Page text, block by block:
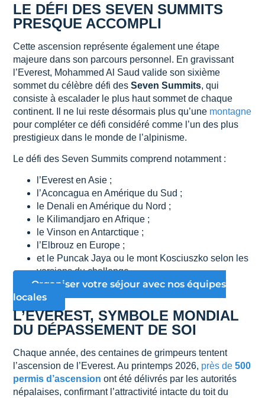
LE DÉFI DES SEVEN SUMMITS
PRESQUE ACCOMPLI
Cette ascension représente également une étape
majeure dans son parcours personnel. En gravissant
l’Everest, Mohammed Al Saud valide son sixième
sommet du célèbre défi des Seven Summits, qui
consiste à escalader le plus haut sommet de chaque
continent. Il ne lui reste désormais plus qu’une montagne
pour compléter ce défi considéré comme l’un des plus
prestigieux dans le monde de l’alpinisme.
Le défi des Seven Summits comprend notamment :
l’Everest en Asie ;
l’Aconcagua en Amérique du Sud ;
le Denali en Amérique du Nord ;
le Kilimandjaro en Afrique ;
le Vinson en Antarctique ;
l’Elbrouz en Europe ;
et le Puncak Jaya ou le mont Kosciuszko selon les
versions du challenge.
Organiser votre séjour avec nos équipes
locales
L’EVEREST, SYMBOLE MONDIAL
DU DÉPASSEMENT DE SOI
Chaque année, des centaines de grimpeurs tentent
l’ascension de l’Everest. Au printemps 2026, près de 500
permis d’ascension ont été délivrés par les autorités
népalaises, confirmant l’attractivité intacte du toit du